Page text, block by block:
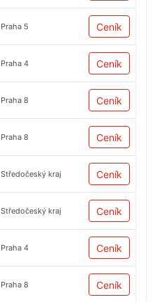
Praha 5 Ceník
Praha 4 Ceník
Praha 8 Ceník
Praha 8 Ceník
Středočeský kraj Ceník
Středočeský kraj Ceník
Praha 4 Ceník
Praha 8 Ceník